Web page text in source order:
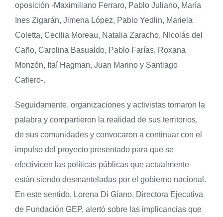
oposición -Maximiliano Ferraro, Pablo Juliano, María
Ines Zigarán, Jimena López, Pablo Yedlin, Mariela
Coletta, Cecilia Moreau, Natalia Zaracho, NIcolás del
Caño, Carolina Basualdo, Pablo Farías, Roxana
Monzón, Itaí Hagman, Juan Marino y Santiago
Cafiero-.
Seguidamente, organizaciones y activistas tomaron la
palabra y compartieron la realidad de sus territorios,
de sus comunidades y convocaron a continuar con el
impulso del proyecto presentado para que se
efectivicen las políticas públicas que actualmente
están siendo desmanteladas por el gobierno nacional.
En este sentido, Lorena Di Giano, Directora Ejecutiva
de Fundación GEP, alertó sobre las implicancias que